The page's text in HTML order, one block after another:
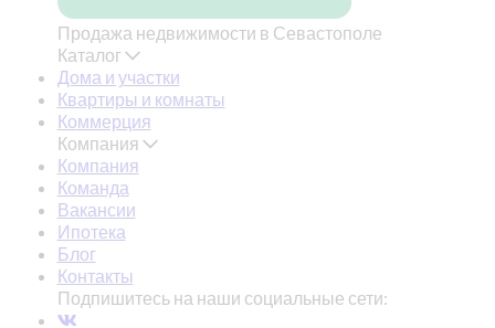
Продажа недвижимости в Севастополе
Каталог
Дома и участки
Квартиры и комнаты
Коммерция
Компания
Компания
Команда
Вакансии
Ипотека
Блог
Контакты
Подпишитесь на наши социальные сети: